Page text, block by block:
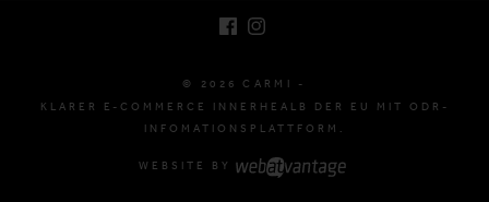
© 2026 CARMI -
KLARER E-COMMERCE INNERHEALB DER EU MIT ODR-
INFOMATIONSPLATTFORM.
WEBSITE BY